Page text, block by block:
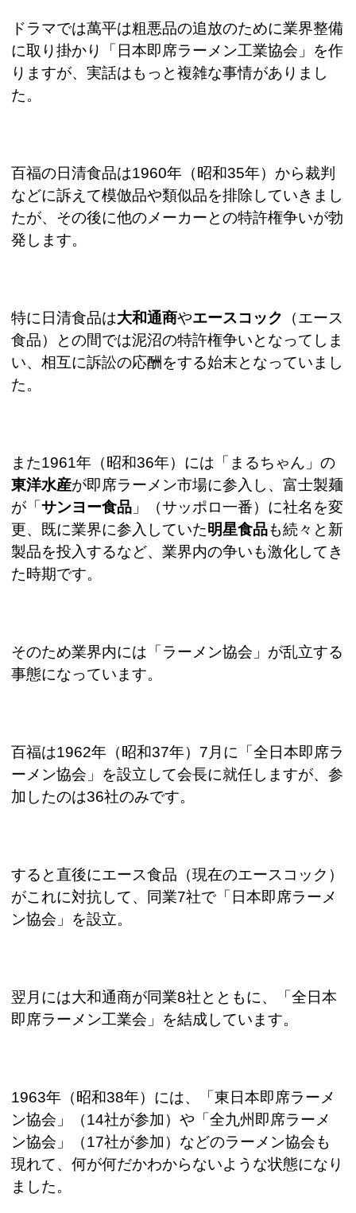
ドラマでは萬平は粗悪品の追放のために業界整備
に取り掛かり「日本即席ラーメン工業協会」を作
りますが、実話はもっと複雑な事情がありまし
た。
百福の日清食品は1960年（昭和35年）から裁判
などに訴えて模倣品や類似品を排除していきまし
たが、その後に他のメーカーとの特許権争いが勃
発します。
特に日清食品は大和通商やエースコック
（エース
食品）との間では泥沼の特許権争いとなってしま
い、相互に訴訟の応酬をする始末となっていまし
た。
また1961年（昭和36年）には「まるちゃん」の
東洋水産が即席ラーメン市場に参入し、富士製麺
が「サンヨー食品 」（サッポロ一番）に社名を変
更、既に業界に参入していた明星食品も続々と新
製品を投入するなど、業界内の争いも激化してき
た時期です。
そのため業界内には「ラーメン協会」が乱立する
事態になっています。
百福は1962年（昭和37年） 7 月に「全日本即席ラ
ーメン協会」を設立して会長に就任しますが、参
加したのは36社のみです。
すると直後にエース食品（現在のエースコック）
がこれに対抗して、同業7社で「日本即席ラーメ
ン協会」を設立。
翌月には大和通商が同業8社とともに、「全日本
即席ラーメン工業会」を結成しています。
1963年（昭和38年）には、「東日本即席ラーメ
ン協会」（14社が参加）や「全九州即席ラーメ
ン協会」（17社が参加）などのラーメン協会も
現れて、何が何だかわからないような状態になり
ました。